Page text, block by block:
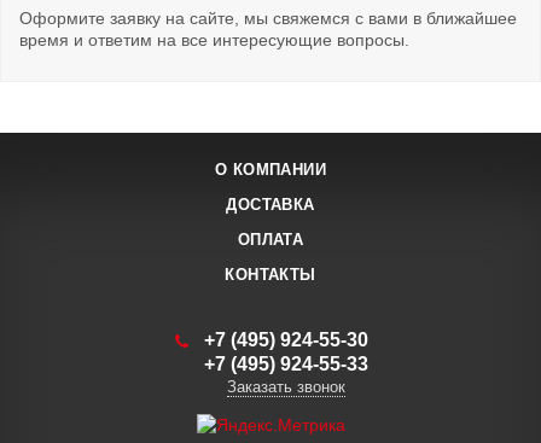
Оформите заявку на сайте, мы свяжемся с вами в ближайшее
время и ответим на все интересующие вопросы.
О КОМПАНИИ
ДОСТАВКА
ОПЛАТА
КОНТАКТЫ
+7 (495) 924-55-30
+7 (495) 924-55-33
Заказать звонок